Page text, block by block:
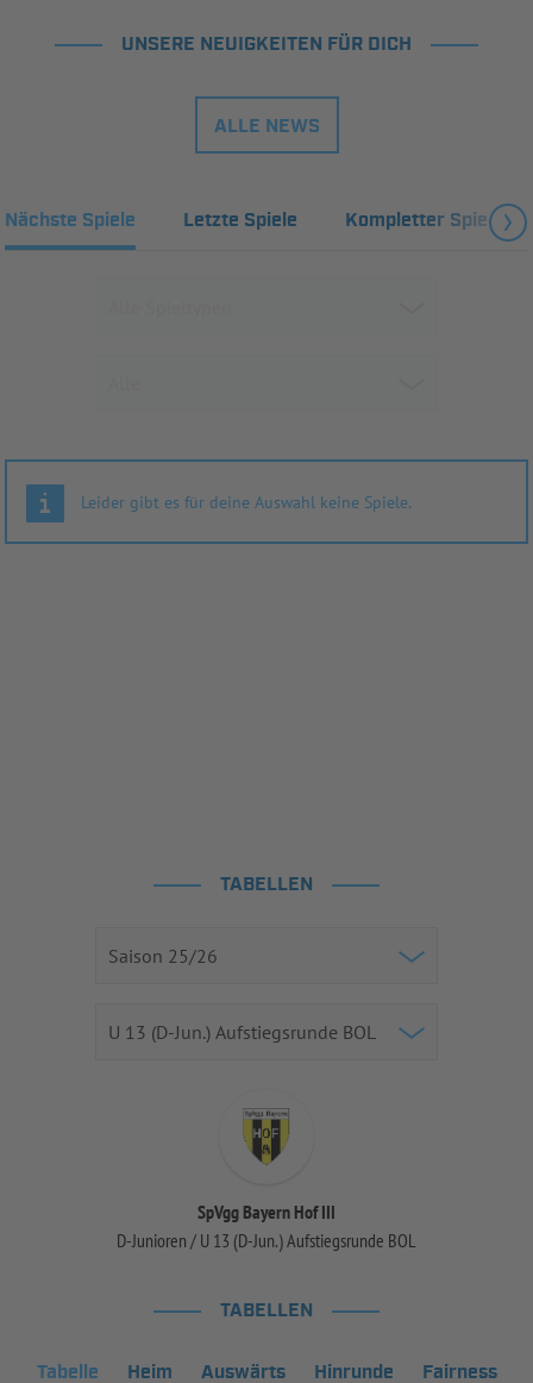
UNSERE NEUIGKEITEN FÜR DICH
ALLE NEWS
Nächste Spiele Letzte Spiele Kompletter Spielplan
Leider gibt es für deine Auswahl keine Spiele.
TABELLEN
SpVgg Bayern Hof III
D-Junioren / U 13 (D-Jun.) Aufstiegsrunde BOL
TABELLEN
Tabelle Heim Auswärts Hinrunde Fairness